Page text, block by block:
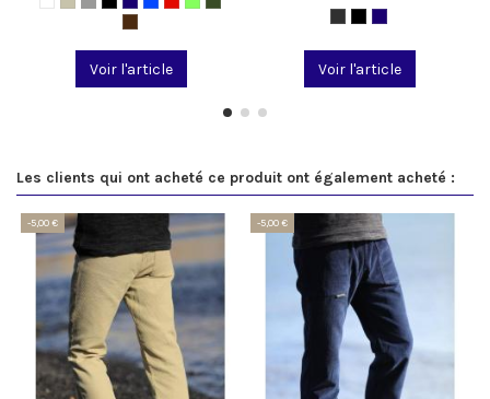
Voir l'article Voir l'article
Les clients qui ont acheté ce produit ont également acheté :
-5,00 € -5,00 €